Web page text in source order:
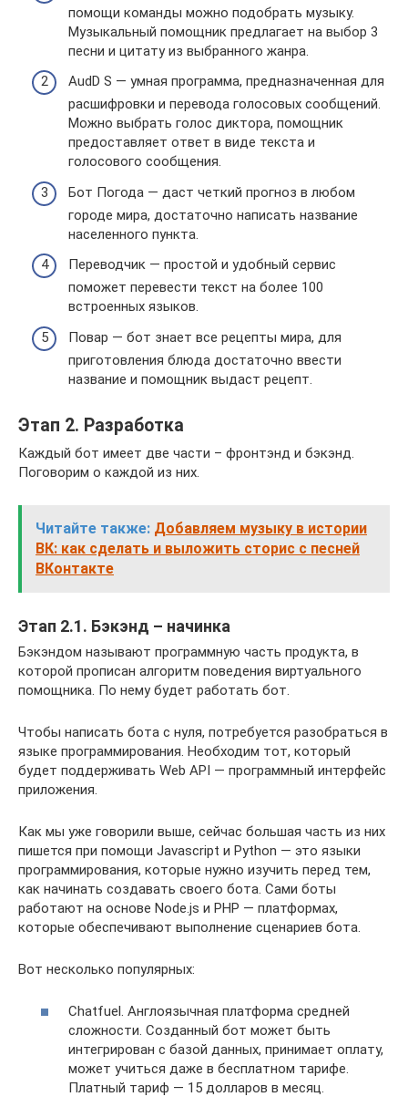
помощи команды можно подобрать музыку.
Музыкальный помощник предлагает на выбор 3
песни и цитату из выбранного жанра.
AudD S — умная программа, предназначенная для
расшифровки и перевода голосовых сообщений.
Можно выбрать голос диктора, помощник
предоставляет ответ в виде текста и
голосового сообщения.
Бот Погода — даст четкий прогноз в любом
городе мира, достаточно написать название
населенного пункта.
Переводчик — простой и удобный сервис
поможет перевести текст на более 100
встроенных языков.
Повар — бот знает все рецепты мира, для
приготовления блюда достаточно ввести
название и помощник выдаст рецепт.
Этап 2. Разработка
Каждый бот имеет две части – фронтэнд и бэкэнд.
Поговорим о каждой из них.
Читайте также: Добавляем музыку в истории
ВК: как сделать и выложить сторис с песней
ВКонтакте
Этап 2.1. Бэкэнд – начинка
Бэкэндом называют программную часть продукта, в
которой прописан алгоритм поведения виртуального
помощника. По нему будет работать бот.
Чтобы написать бота с нуля, потребуется разобраться в
языке программирования. Необходим тот, который
будет поддерживать Web API — программный интерфейс
приложения.
Как мы уже говорили выше, сейчас большая часть из них
пишется при помощи Javascript и Python — это языки
программирования, которые нужно изучить перед тем,
как начинать создавать своего бота. Сами боты
работают на основе Node.js и PHP — платформах,
которые обеспечивают выполнение сценариев бота.
Вот несколько популярных:
Chatfuel. Англоязычная платформа средней
сложности. Созданный бот может быть
интегрирован с базой данных, принимает оплату,
может учиться даже в бесплатном тарифе.
Платный тариф — 15 долларов в месяц.